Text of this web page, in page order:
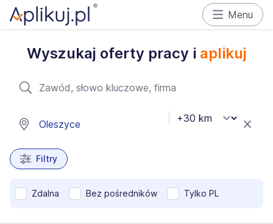
Menu
Wyszukaj oferty pracy i aplikuj
Filtry
Zdalna Bez pośredników Tylko PL